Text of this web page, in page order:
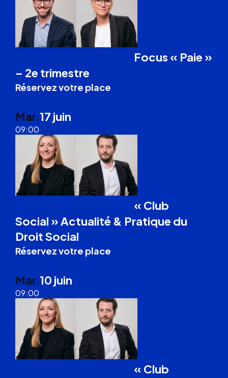
Focus « Paie »
– 2e trimestre
Réservez votre place
Mar.17 juin
09:00
« Club
Social » Actualité & Pratique du
Droit Social
Réservez votre place
Mar.10 juin
09:00
« Club